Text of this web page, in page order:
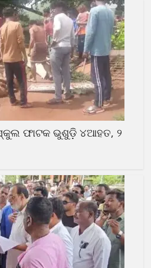
ଫାଟକ ଭୁଶୁଡ଼ି ୪ଆହତ, ୨